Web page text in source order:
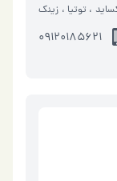
سفید رنگ نام های دیگر : روی اکساید ، توتیا ، زینک
09120185621